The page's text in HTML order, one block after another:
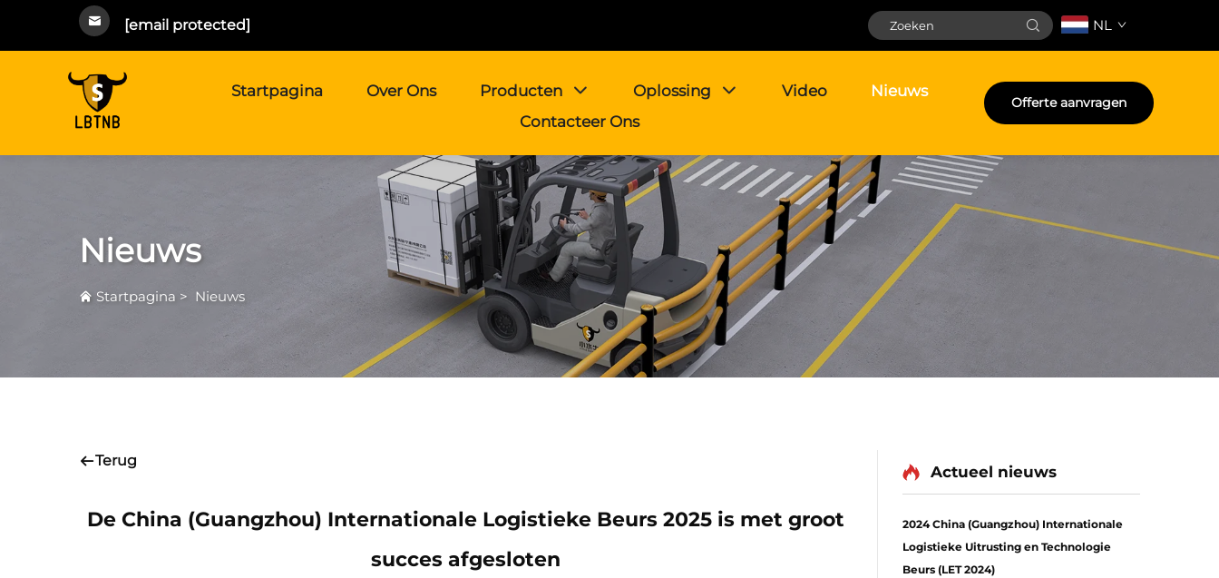
[email protected] NL
Startpagina Over Ons Producten Oplossing Video
Nieuws
Contacteer Ons
Offerte aanvragen
Nieuws
Startpagina > Nieuws
Terug
De China (Guangzhou) Internationale Logistieke Beurs 2025 is met groot
succes afgesloten
Actueel nieuws
2024 China (Guangzhou) Internationale
Logistieke Uitrusting en Technologie
Beurs (LET 2024)